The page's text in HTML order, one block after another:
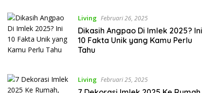
Living Februari 26, 2025
Dikasih Angpao Di Imlek 2025? Ini
10 Fakta Unik yang Kamu Perlu
Tahu
Living Februari 25, 2025